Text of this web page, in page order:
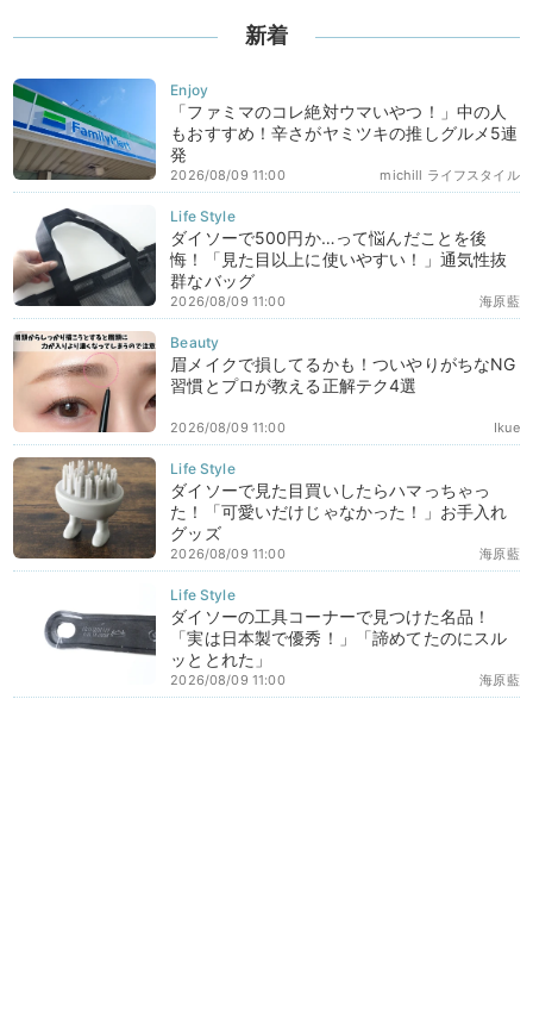
新着
「ファミマのコレ絶対ウマいやつ！」中の人
もおすすめ！辛さがヤミツキの推しグルメ5連
発
michill ライフスタイル
2026/08/09 11:00
ダイソーで500円か…って悩んだことを後
悔！「見た目以上に使いやすい！」通気性抜
群なバッグ
海原藍
2026/08/09 11:00
眉メイクで損してるかも！ついやりがちなNG
習慣とプロが教える正解テク4選
Ikue
2026/08/09 11:00
ダイソーで見た目買いしたらハマっちゃっ
た！「可愛いだけじゃなかった！」お手入れ
グッズ
海原藍
2026/08/09 11:00
ダイソーの工具コーナーで見つけた名品！
「実は日本製で優秀！」「諦めてたのにスル
ッととれた」
海原藍
2026/08/09 11:00